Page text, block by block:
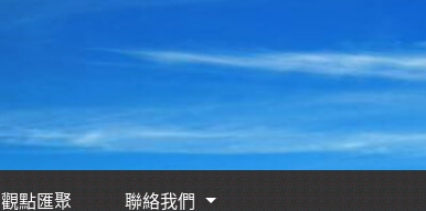
觀點匯聚 聯絡我們